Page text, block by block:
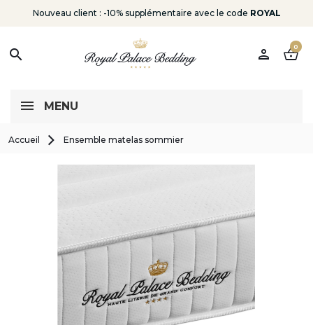
Nouveau client : -10% supplémentaire avec le code ROYAL
search person shopping_basket
0
MENU
Accueil Ensemble matelas sommier